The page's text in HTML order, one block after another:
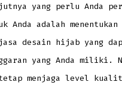
yang perlu Anda
Anda adalah
desain hijab yang
yang Anda miliki.
menjaga level